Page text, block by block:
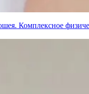
Комплексное